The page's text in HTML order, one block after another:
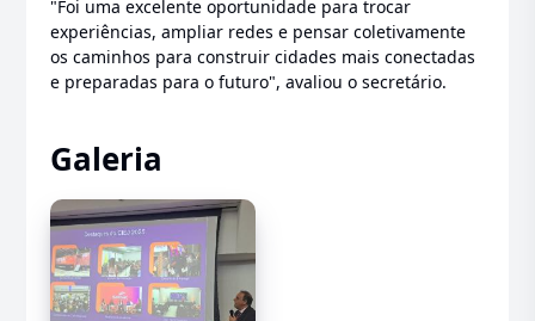
"Foi uma excelente oportunidade para trocar
experiências, ampliar redes e pensar coletivamente
os caminhos para construir cidades mais conectadas
e preparadas para o futuro", avaliou o secretário.
Galeria